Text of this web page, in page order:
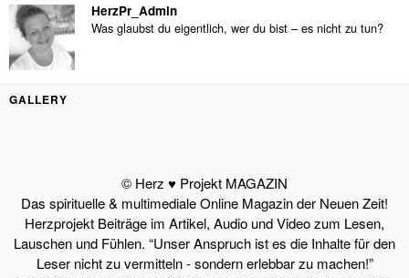
HerzPr_Admin
Was glaubst du eigentlich, wer du bist – es nicht zu tun?
GALLERY
© Herz ♥ Projekt MAGAZIN
Das spirituelle & multimediale Online Magazin der Neuen Zeit!
Herzprojekt Beiträge im Artikel, Audio und Video zum Lesen,
Lauschen und Fühlen. “Unser Anspruch ist es die Inhalte für den
Leser nicht zu vermitteln - sondern erlebbar zu machen!”